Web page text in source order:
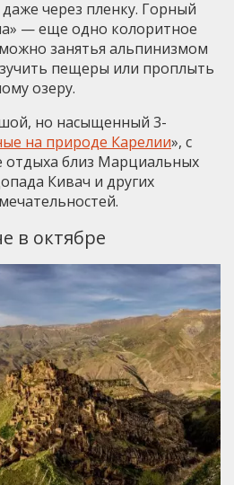
через пленку. Горный
— еще одно колоритное
занятья альпинизмом
пещеры или проплыть
озеру.
но насыщенный 3-
на природе Карелии», с
отдыха близ Марциальных
Кивач и других
в октябре